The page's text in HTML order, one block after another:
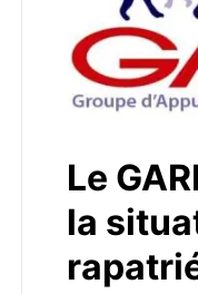
Le
la